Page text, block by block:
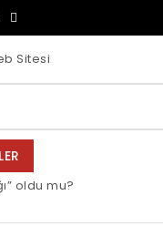
oldu mu?